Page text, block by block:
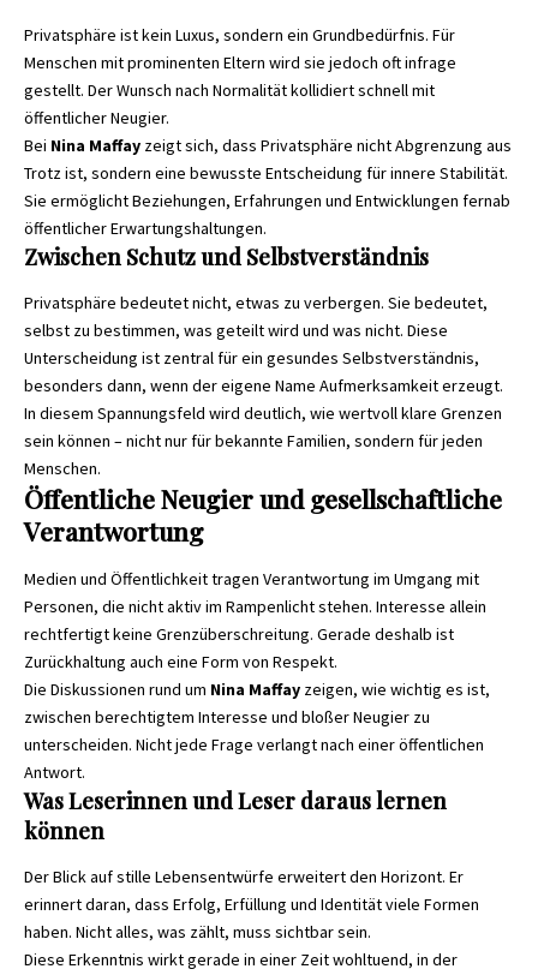
Privatsphäre ist kein Luxus, sondern ein Grundbedürfnis. Für
Menschen mit prominenten Eltern wird sie jedoch oft infrage
gestellt. Der Wunsch nach Normalität kollidiert schnell mit
öffentlicher Neugier.
Bei Nina Maffay zeigt sich, dass Privatsphäre nicht Abgrenzung aus
Trotz ist, sondern eine bewusste Entscheidung für innere Stabilität.
Sie ermöglicht Beziehungen, Erfahrungen und Entwicklungen fernab
öffentlicher Erwartungshaltungen.
Zwischen Schutz und Selbstverständnis
Privatsphäre bedeutet nicht, etwas zu verbergen. Sie bedeutet,
selbst zu bestimmen, was geteilt wird und was nicht. Diese
Unterscheidung ist zentral für ein gesundes Selbstverständnis,
besonders dann, wenn der eigene Name Aufmerksamkeit erzeugt.
In diesem Spannungsfeld wird deutlich, wie wertvoll klare Grenzen
sein können – nicht nur für bekannte Familien, sondern für jeden
Menschen.
Öffentliche Neugier und gesellschaftliche
Verantwortung
Medien und Öffentlichkeit tragen Verantwortung im Umgang mit
Personen, die nicht aktiv im Rampenlicht stehen. Interesse allein
rechtfertigt keine Grenzüberschreitung. Gerade deshalb ist
Zurückhaltung auch eine Form von Respekt.
Die Diskussionen rund um Nina Maffay zeigen, wie wichtig es ist,
zwischen berechtigtem Interesse und bloßer Neugier zu
unterscheiden. Nicht jede Frage verlangt nach einer öffentlichen
Antwort.
Was Leserinnen und Leser daraus lernen
können
Der Blick auf stille Lebensentwürfe erweitert den Horizont. Er
erinnert daran, dass Erfolg, Erfüllung und Identität viele Formen
haben. Nicht alles, was zählt, muss sichtbar sein.
Diese Erkenntnis wirkt gerade in einer Zeit wohltuend, in der